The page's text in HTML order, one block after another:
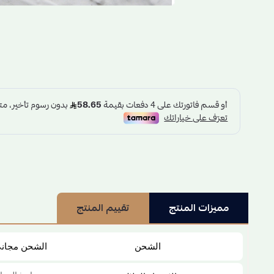
مميزات المنتج تقييم المنتج
الشحن الشحن